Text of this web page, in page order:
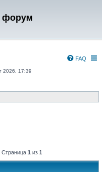
форум
FAQ
2026, 17:39
поиск
Страница 1 из 1